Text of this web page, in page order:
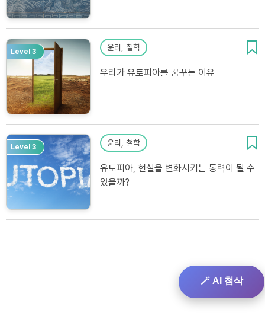
Level 3 윤리, 철학
우리가 유토피아를 꿈꾸는 이유
Level 3 윤리, 철학
유토피아, 현실을 변화시키는 동력이 될 수
있을까?
🪄 AI 첨삭